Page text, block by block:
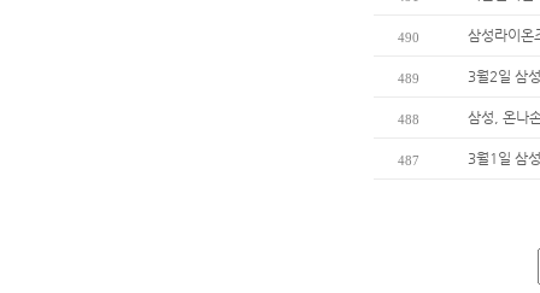
490 삼성라이온
489 3월2일 삼
488 삼성, 온나
487 3월1일 삼